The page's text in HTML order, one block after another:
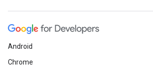
Android
Chrome